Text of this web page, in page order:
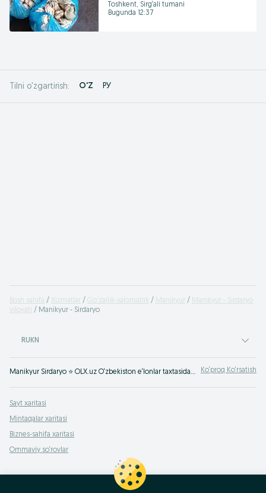
Toshkent, Sirg‘ali tumani
Bugunda 12:37
Tilni o'zgartirish: O'Z РУ
Bosh sahifa Xizmatlar Go'zallik-salomatlik Manikyur
Manikyur - Sirdaryo
viloyati
Manikyur - Sirdaryo
RUKN
Manikyur Sirdaryo ⭐ OLX.uz O‘zbekiston e‘lonlar taxtasida tez va oson xizmatni topish yoki ko‘rsatish mumkin ✔️ Eng yaxshi xizmatni OLX.uzda toping! Ko‘proq Ko‘rsatish
Sayt xaritasi
Mintaqalar xaritasi
Biznes-sahifa xaritasi
Ommaviy so‘rovlar